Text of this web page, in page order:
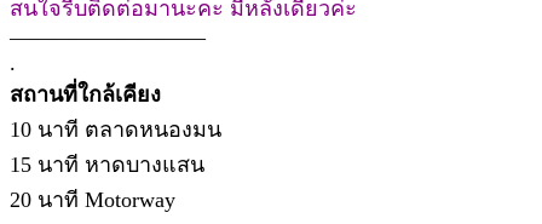
สนใจรีบติดต่อมานะคะ มีหลังเดียวค่ะ
—————————
.
สถานที่ใกล้เคียง
10 นาที ตลาดหนองมน
15 นาที หาดบางแสน
20 นาที Motorway